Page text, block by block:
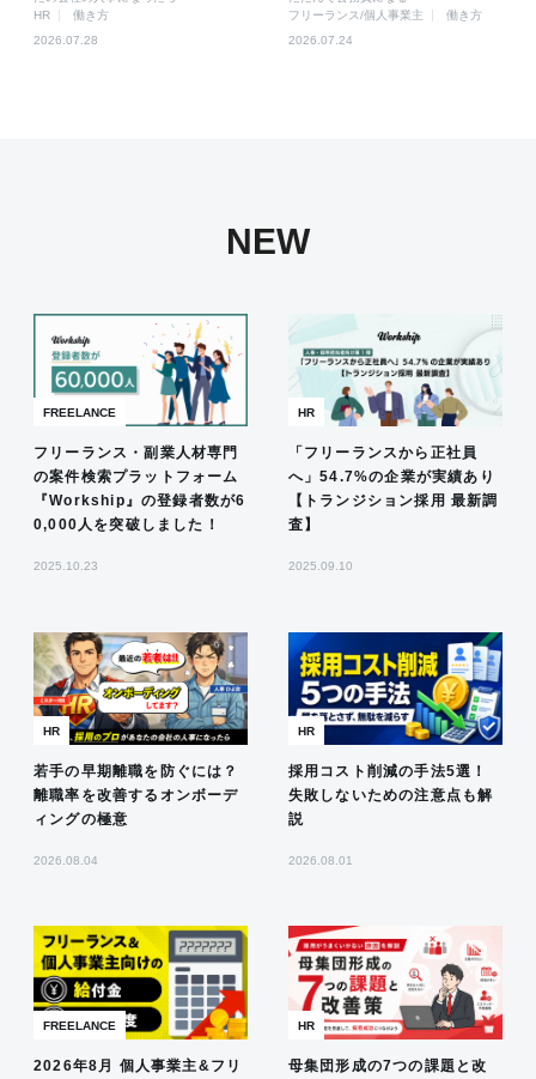
HR
働き方
2026.07.28
フリーランス/個人事業主
働き方
2026.07.24
NEW
FREELANCE
フリーランス・副業人材専門
の案件検索プラットフォーム
『Workship』の登録者数が6
0,000人を突破しました！
2025.10.23
HR
「フリーランスから正社員
へ」54.7%の企業が実績あり
【トランジション採用 最新調
査】
2025.09.10
HR
若手の早期離職を防ぐには？
離職率を改善するオンボーデ
ィングの極意
2026.08.04
HR
採用コスト削減の手法5選！
失敗しないための注意点も解
説
2026.08.01
FREELANCE
2026年8月 個人事業主&フリ
HR
母集団形成の7つの課題と改